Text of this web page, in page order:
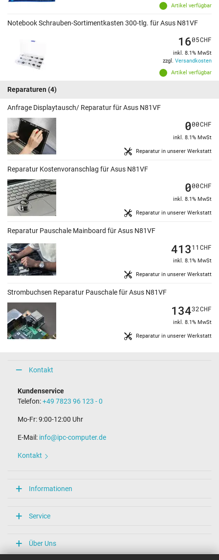
Artikel verfügbar
Notebook Schrauben-Sortimentkasten 300-tlg. für Asus N81VF
Artikel verfügbar
1605CHF
inkl. 8.1% MwSt
zzgl. Versandkosten
Reparaturen (4)
Anfrage Displaytausch/ Reparatur für Asus N81VF
Reparatur in unserer Werkstatt
000CHF
inkl. 8.1% MwSt
Reparatur Kostenvoranschlag für Asus N81VF
Reparatur in unserer Werkstatt
000CHF
inkl. 8.1% MwSt
Reparatur Pauschale Mainboard für Asus N81VF
Reparatur in unserer Werkstatt
41311 CHF
inkl. 8.1% MwSt
Strombuchsen Reparatur Pauschale für Asus N81VF
Reparatur in unserer Werkstatt
13432CHF
inkl. 8.1% MwSt
Kontakt
Kundenservice
Telefon:+49 7823 96 123 - 0
Mo-Fr: 9:00-12:00 Uhr
E-Mail: info@ipc-computer.de
Kontakt
Informationen
Service
Über Uns